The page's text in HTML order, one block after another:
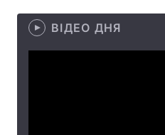
ВІДЕО ДНЯ